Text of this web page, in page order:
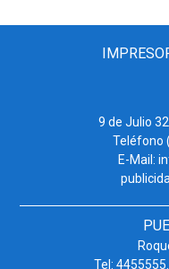
9 de Julio
Teléfono
E-Mail:
Tel: